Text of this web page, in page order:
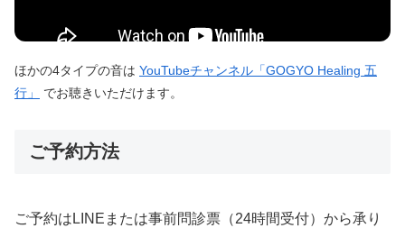
ほかの4タイプの音は YouTubeチャンネル「GOGYO Healing 五
行」
でお聴きいただけます。
ご予約方法
ご予約はLINEまたは事前問診票（24時間受付）から承り